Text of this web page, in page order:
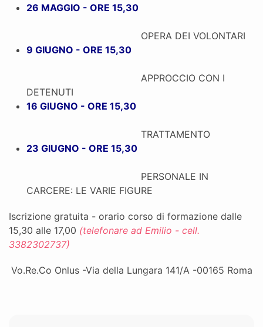
26 MAGGIO - ORE 15,30
OPERA DEI VOLONTARI
9 GIUGNO - ORE 15,30
APPROCCIO CON I
DETENUTI
16 GIUGNO - ORE 15,30
TRATTAMENTO
23 GIUGNO - ORE 15,30
PERSONALE IN
CARCERE: LE VARIE FIGURE
Iscrizione gratuita - orario corso di formazione dalle
15,30 alle 17,00 (telefonare ad Emilio - cell.
3382302737)
Vo.Re.Co Onlus -Via della Lungara 141/A -00165 Roma